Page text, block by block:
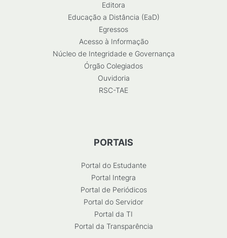
Editora
Educação a Distância (EaD)
Egressos
Acesso à Informação
Núcleo de Integridade e Governança
Órgão Colegiados
Ouvidoria
RSC-TAE
PORTAIS
Portal do Estudante
Portal Integra
Portal de Periódicos
Portal do Servidor
Portal da TI
Portal da Transparência